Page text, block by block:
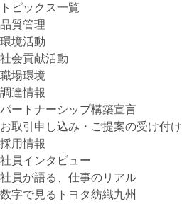
トピックス一覧
品質管理
環境活動
社会貢献活動
職場環境
調達情報
パートナーシップ構築宣言
お取引申し込み・ご提案の受け付け
採用情報
社員インタビュー
社員が語る、仕事のリアル
数字で見るトヨタ紡織九州